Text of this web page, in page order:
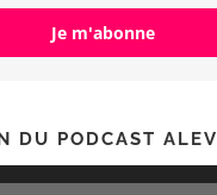
Je m'abonne
DU PODCAST ALEV